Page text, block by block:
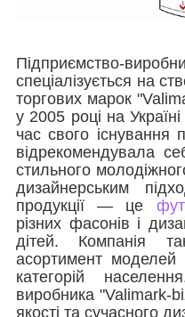
Підприємство-
спеціалізується на
торгових марок
у 2005 році на
час свого існування
відрекомендувала
стильного
дизайнерським
продукції ― це
різних фасонів і
дітей. Компанія
асортимент моделей
категорій
виробника "Valimark-
якості та сучасного